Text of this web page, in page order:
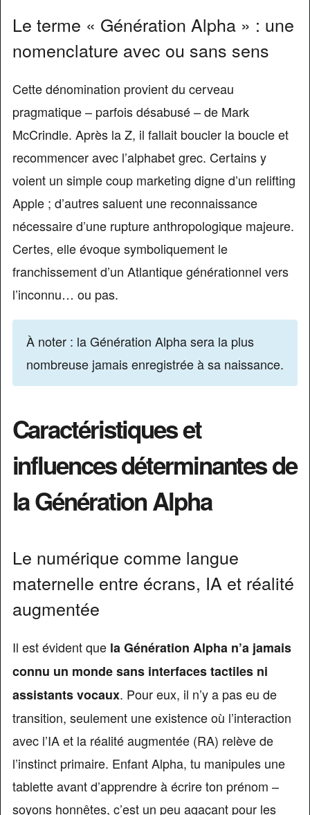
Le terme « Génération Alpha » : une
nomenclature avec ou sans sens
Cette dénomination provient du cerveau
pragmatique – parfois désabusé – de Mark
McCrindle. Après la Z, il fallait boucler la boucle et
recommencer avec l’alphabet grec. Certains y
voient un simple coup marketing digne d’un relifting
Apple ; d’autres saluent une reconnaissance
nécessaire d’une rupture anthropologique majeure.
Certes, elle évoque symboliquement le
franchissement d’un Atlantique générationnel vers
l’inconnu… ou pas.
À noter : la Génération Alpha sera la plus
nombreuse jamais enregistrée à sa naissance.
Caractéristiques et
influences déterminantes de
la Génération Alpha
Le numérique comme langue
maternelle entre écrans, IA et réalité
augmentée
Il est évident que la Génération Alpha n’a jamais
connu un monde sans interfaces tactiles ni
assistants vocaux. Pour eux, il n’y a pas eu de
transition, seulement une existence où l’interaction
avec l’IA et la réalité augmentée (RA) relève de
l’instinct primaire. Enfant Alpha, tu manipules une
tablette avant d’apprendre à écrire ton prénom –
soyons honnêtes, c’est un peu agaçant pour les